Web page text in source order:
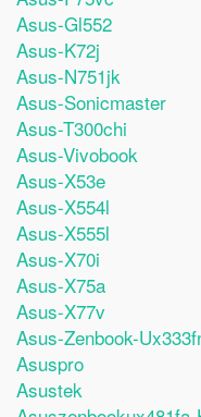
Asus-Gl552
Asus-K72j
Asus-N751jk
Asus-Sonicmaster
Asus-T300chi
Asus-Vivobook
Asus-X53e
Asus-X554l
Asus-X555l
Asus-X70i
Asus-X75a
Asus-X77v
Asus-Zenbook-
Asuspro
Asustek